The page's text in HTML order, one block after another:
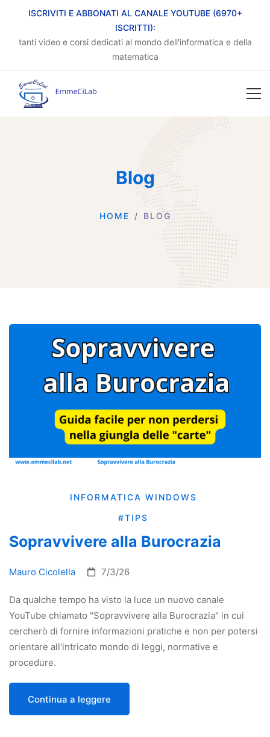
ISCRIVITI E ABBONATI AL CANALE YOUTUBE (6970+
ISCRITTI):
tanti video e corsi dedicati al mondo dell'informatica e della
matematica
Blog
HOME BLOG
INFORMATICA WINDOWS
#TIPS
Sopravvivere alla Burocrazia
Mauro Cicolella 7/3/26
Da qualche tempo ha visto la luce un nuovo canale
YouTube chiamato "Sopravvivere alla Burocrazia" in cui
cercherò di fornire informazioni pratiche e non per potersi
orientare all'intricato mondo di leggi, normative e
procedure.
Continua a leggere